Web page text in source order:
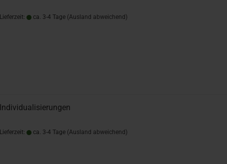
Lieferzeit: ca. 3-4 Tage (Ausland abweichend)
Individualisierungen
Lieferzeit: ca. 3-4 Tage (Ausland abweichend)